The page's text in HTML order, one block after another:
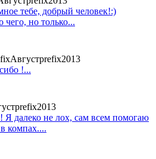
тебе, добрый человек!:)
чего, но только...
!...
не лох, сам всем помогаю
компах....